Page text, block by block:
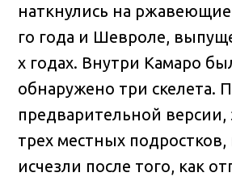
наткнулись на
го года и Шевроле,
х годах. Внутри Камаро
обнаружено три скелета.
предварительной версии,
трех местных
исчезли после того, как